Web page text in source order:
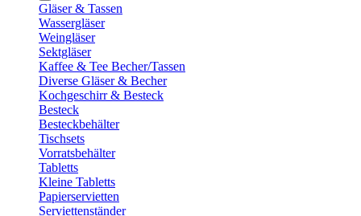
Gläser & Tassen
Wassergläser
Weingläser
Sektgläser
Kaffee & Tee Becher/Tassen
Diverse Gläser & Becher
Kochgeschirr & Besteck
Besteck
Besteckbehälter
Tischsets
Vorratsbehälter
Tabletts
Kleine Tabletts
Papierservietten
Serviettenständer